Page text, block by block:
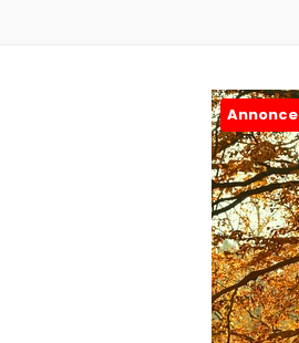
Annonce